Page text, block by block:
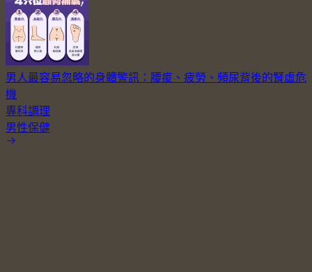
男人最容易忽略的身體警訊：腰痠、疲勞、頻尿背後的腎虛危
機
專科調理
男性保健